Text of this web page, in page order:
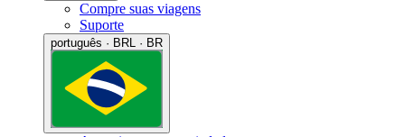
Compre suas viagens
Suporte
português · BRL · BR